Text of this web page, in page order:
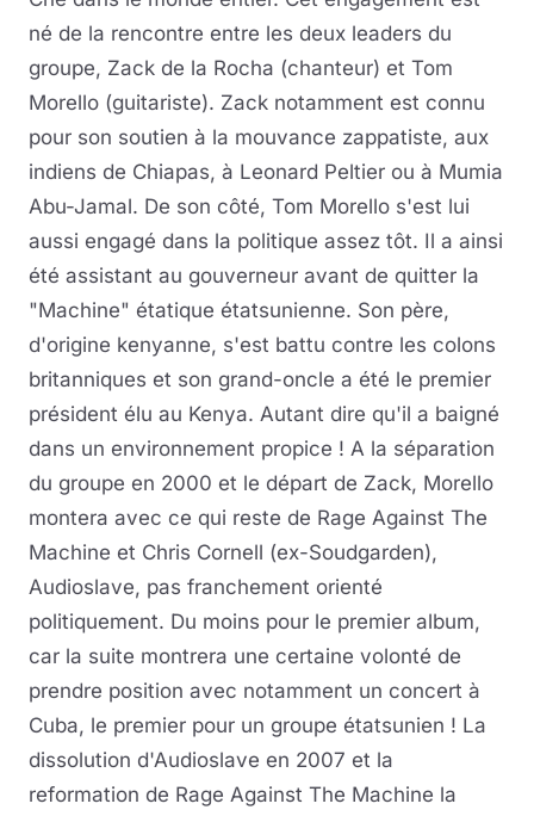
né de la rencontre entre les deux leaders du
groupe, Zack de la Rocha (chanteur) et Tom
Morello (guitariste). Zack notamment est connu
pour son soutien à la mouvance zappatiste, aux
indiens de Chiapas, à Leonard Peltier ou à Mumia
Abu-Jamal. De son côté, Tom Morello s'est lui
aussi engagé dans la politique assez tôt. Il a ainsi
été assistant au gouverneur avant de quitter la
"Machine" étatique étatsunienne. Son père,
d'origine kenyanne, s'est battu contre les colons
britanniques et son grand-oncle a été le premier
président élu au Kenya. Autant dire qu'il a baigné
dans un environnement propice ! A la séparation
du groupe en 2000 et le départ de Zack, Morello
montera avec ce qui reste de Rage Against The
Machine et Chris Cornell (ex-Soudgarden),
Audioslave, pas franchement orienté
politiquement. Du moins pour le premier album,
car la suite montrera une certaine volonté de
prendre position avec notamment un concert à
Cuba, le premier pour un groupe étatsunien ! La
dissolution d'Audioslave en 2007 et la
reformation de Rage Against The Machine la